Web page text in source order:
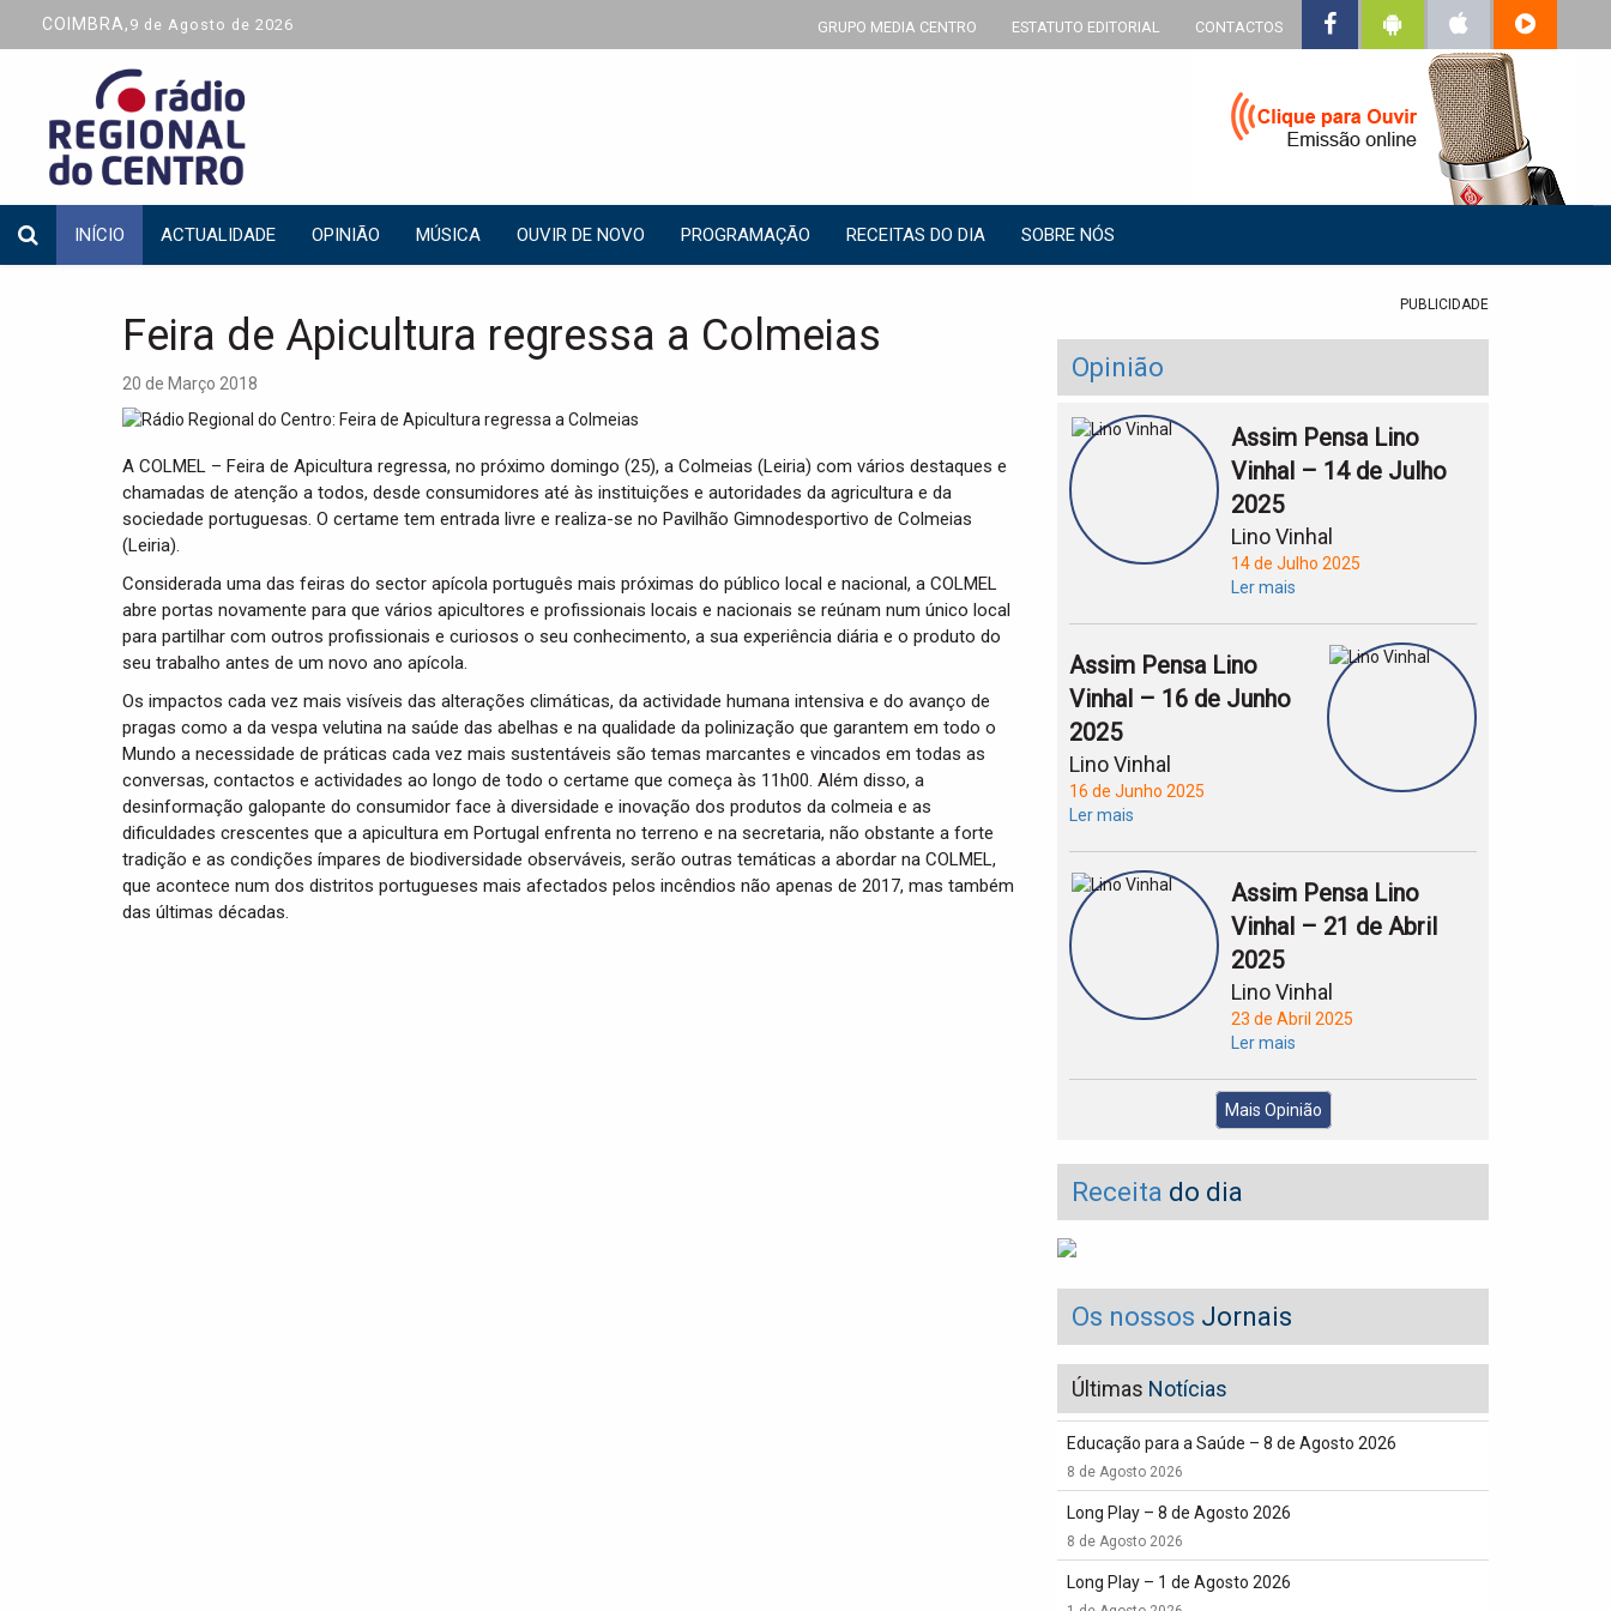
COIMBRA, 9 de Agosto de 2026 GRUPO MEDIA CENTRO ESTATUTO EDITORIAL CONTACTOS
INÍCIO ACTUALIDADE OPINIÃO MÚSICA OUVIR DE NOVO PROGRAMAÇÃO RECEITAS DO DIA SOBRE NÓS
Feira de Apicultura regressa a Colmeias
20 de Março 2018
A COLMEL – Feira de Apicultura regressa, no próximo domingo (25), a Colmeias (Leiria) com vários destaques e
chamadas de atenção a todos, desde consumidores até às instituições e autoridades da agricultura e da
sociedade portuguesas. O certame tem entrada livre e realiza-se no Pavilhão Gimnodesportivo de Colmeias
(Leiria).
Considerada uma das feiras do sector apícola português mais próximas do público local e nacional, a COLMEL
abre portas novamente para que vários apicultores e profissionais locais e nacionais se reúnam num único local
para partilhar com outros profissionais e curiosos o seu conhecimento, a sua experiência diária e o produto do
seu trabalho antes de um novo ano apícola.
Os impactos cada vez mais visíveis das alterações climáticas, da actividade humana intensiva e do avanço de
pragas como a da vespa velutina na saúde das abelhas e na qualidade da polinização que garantem em todo o
Mundo a necessidade de práticas cada vez mais sustentáveis são temas marcantes e vincados em todas as
conversas, contactos e actividades ao longo de todo o certame que começa às 11h00. Além disso, a
desinformação galopante do consumidor face à diversidade e inovação dos produtos da colmeia e as
dificuldades crescentes que a apicultura em Portugal enfrenta no terreno e na secretaria, não obstante a forte
tradição e as condições ímpares de biodiversidade observáveis, serão outras temáticas a abordar na COLMEL,
que acontece num dos distritos portugueses mais afectados pelos incêndios não apenas de 2017, mas também
das últimas décadas.
PUBLICIDADE
Opinião
Assim Pensa Lino
Vinhal – 14 de Julho
2025
Lino Vinhal
14 de Julho 2025
Ler mais
Assim Pensa Lino
Vinhal – 16 de Junho
2025
Lino Vinhal
16 de Junho 2025
Ler mais
Assim Pensa Lino
Vinhal – 21 de Abril
2025
Lino Vinhal
23 de Abril 2025
Ler mais
Mais Opinião
Receita do dia
Os nossos Jornais
Últimas Notícias
Educação para a Saúde – 8 de Agosto 2026
8 de Agosto 2026
Long Play – 8 de Agosto 2026
8 de Agosto 2026
Long Play – 1 de Agosto 2026